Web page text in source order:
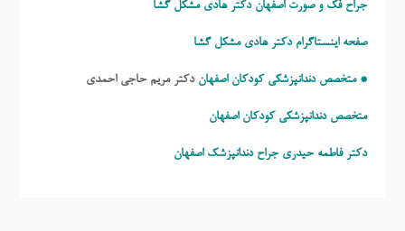
جراح فک و صورت اصفهان دکتر هادی مشکل گشا
صفحه اینستاگرام دکتر هادی مشکل گشا
* متخصص دندانپزشکی کودکان اصفهان دکتر مریم حاجی احمدی
متخصص دندانپزشکی کودکان اصفهان
دکتر فاطمه حیدری جراح دندانپزشک اصفهان